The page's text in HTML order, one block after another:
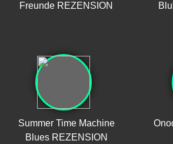
Freunde REZENSION
Summer Time Machine
Blues REZENSION